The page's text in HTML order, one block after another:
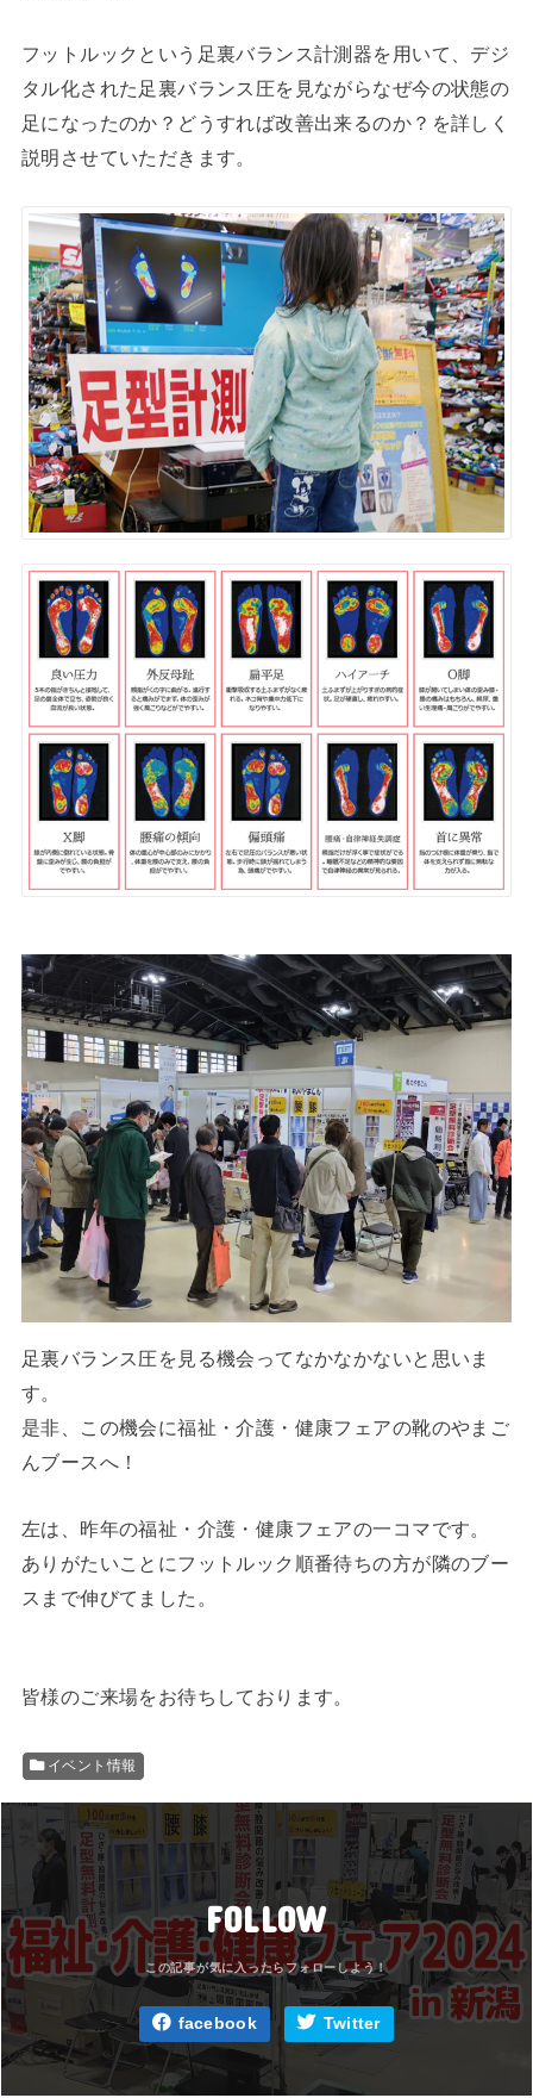
フットルックという足裏バランス計測器を用いて、デジ
タル化された足裏バランス圧を見ながらなぜ今の状態の
足になったのか？どうすれば改善出来るのか？を詳しく
説明させていただきます。
足裏バランス圧を見る機会ってなかなかないと思いま
す。
是非、この機会に福祉・介護・健康フェアの靴のやまご
んブースへ！
左は、昨年の福祉・介護・健康フェアの一コマです。
ありがたいことにフットルック順番待ちの方が隣のブー
スまで伸びてました。
皆様のご来場をお待ちしております。
イベント情報
FOLLOW
facebook Twitter